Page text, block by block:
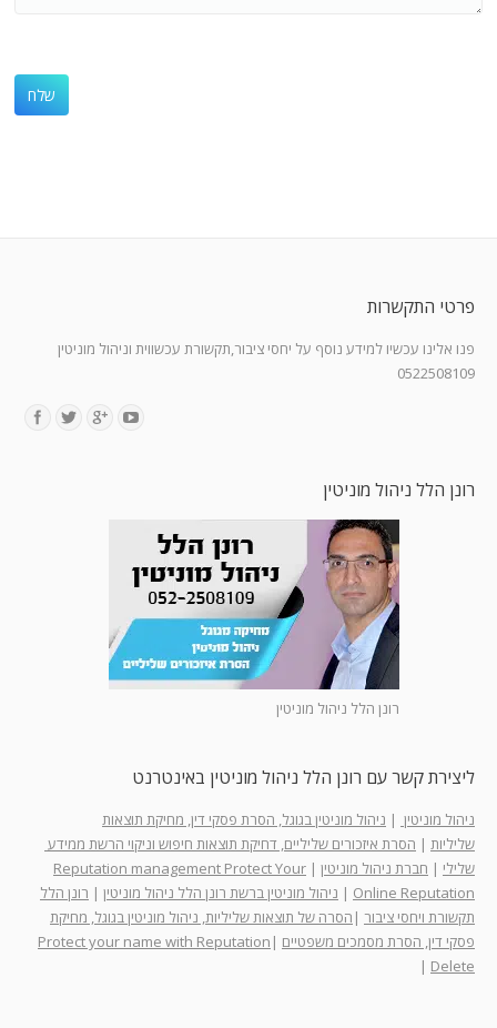
פרטי התקשרות
פנו אלינו עכשיו למידע נוסף על יחסי ציבור,תקשורת עכשווית וניהול מוניטין
0522508109
רונן הלל ניהול מוניטין
רונן הלל ניהול מוניטין
ליצירת קשר עם רונן הלל ניהול מוניטין באינטרנט
ניהול מוניטין | ניהול מוניטין בגוגל, הסרת פסקי דין, מחיקת תוצאות
שליליות | הסרת איזכורים שליליים, דחיקת תוצאות חיפוש וניקוי הרשת ממידע
שלילי | חברת ניהול מוניטין |
Reputation management Protect Your
Online Reputation
| ניהול מוניטין ברשת רונן הלל ניהול מוניטין | רונן הלל
תקשורת ויחסי ציבור | הסרה של תוצאות שליליות, ניהול מוניטין בגוגל, מחיקת
פסקי דין, הסרת מסמכים משפטיים |
Protect your name with Reputation
Delete
|